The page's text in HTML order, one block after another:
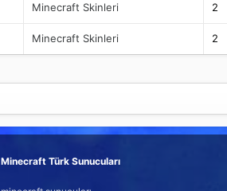
Minecraft Skinleri 2
Minecraft Skinleri 2
Minecraft Türk Sunucuları